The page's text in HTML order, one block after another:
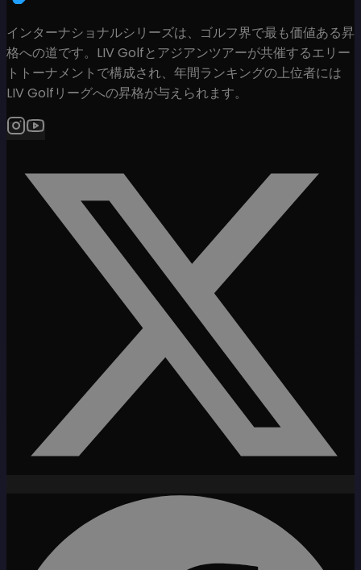
インターナショナルシリーズは、ゴルフ界で最も価値ある昇
格への道です。LIV Golfとアジアンツアーが共催するエリー
トトーナメントで構成され、年間ランキングの上位者には
LIV Golfリーグへの昇格が与えられます。